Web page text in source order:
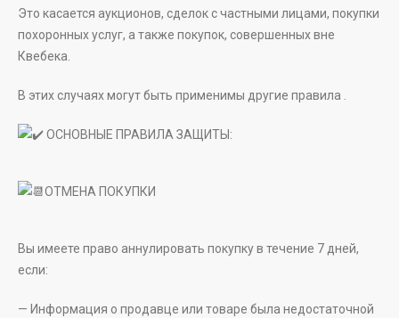
Это касается аукционов, сделок с частными лицами, покупки
похоронных услуг, а также покупок, совершенных вне
Квебека.
В этих случаях могут быть применимы другие правила .
ОСНОВНЫЕ ПРАВИЛА ЗАЩИТЫ:
ОТМЕНА ПОКУПКИ
Вы имеете право аннулировать покупку в течение 7 дней,
если:
— Информация о продавце или товаре была недостаточной